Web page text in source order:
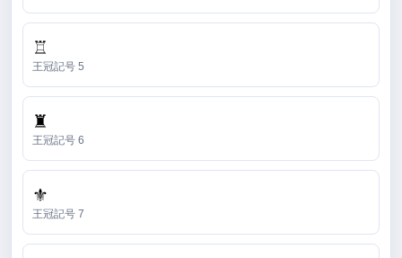
♖
王冠記号 5
♜
王冠記号 6
⚜
王冠記号 7